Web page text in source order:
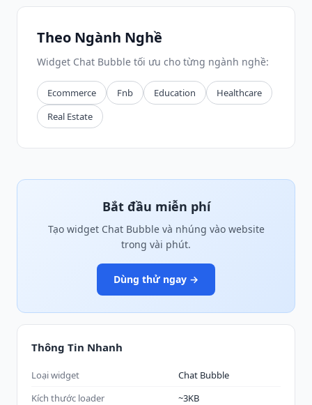
Theo Ngành Nghề
Widget Chat Bubble tối ưu cho từng ngành nghề:
Ecommerce Fnb Education
Healthcare
Real Estate
Bắt đầu miễn phí
Tạo widget Chat Bubble và nhúng vào website
trong vài phút.
Dùng thử ngay →
Thông Tin Nhanh
Loại widget
Chat Bubble
Kích thước loader
~3KB